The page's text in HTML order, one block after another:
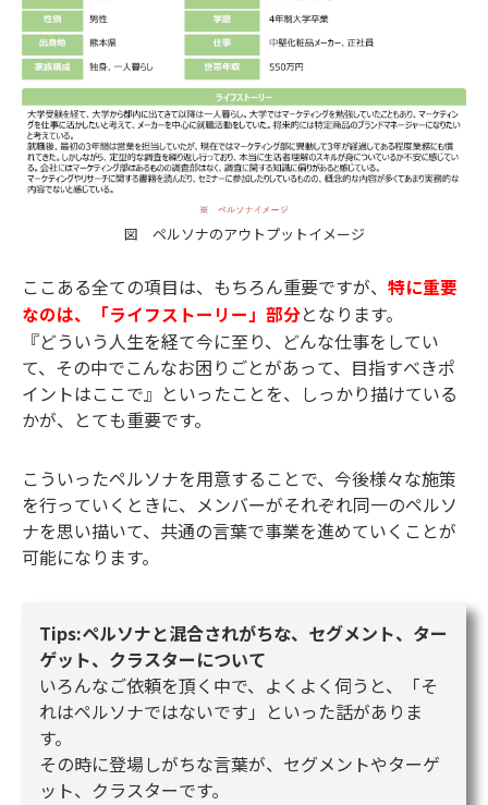
図 ペルソナのアウトプットイメージ
ここある全ての項目は、もちろん重要ですが、 特に重要
なのは、「ライフストーリー」部分となります。
『どういう人生を経て今に至り、どんな仕事をしてい
て、その中でこんなお困りごとがあって、目指すべきポ
イントはここで』といったことを、しっかり描けている
かが、とても重要です。
こういったペルソナを用意することで、今後様々な施策
を行っていくときに、メンバーがそれぞれ同一のペルソ
ナを思い描いて、共通の言葉で事業を進めていくことが
可能になります。
Tips:ペルソナと混合されがちな、セグメント、ター
ゲット、クラスターについて
いろんなご依頼を頂く中で、よくよく伺うと、「そ
れはペルソナではないです」といった話がありま
す。
その時に登場しがちな言葉が、セグメントやターゲ
ット、クラスターです。